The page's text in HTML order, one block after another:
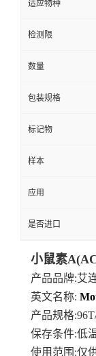
适应物种
检测限
数量
包装规格
标记物
样本
应用
是否进口
小鼠素
产品品牌:艾
英文名称:
产品规格
保存条件:低
使用范围 :仅